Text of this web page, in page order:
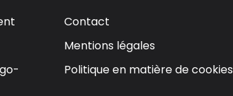
Contact
Mentions légales
Politique en matière de cookies